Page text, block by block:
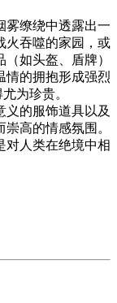
雾缭绕中透露出一
火吞噬的家园，或
如头盔、盾牌）
情的拥抱形成强烈
为珍贵。
义的服饰道具以及
高的情感氛围。
对人类在绝境中相